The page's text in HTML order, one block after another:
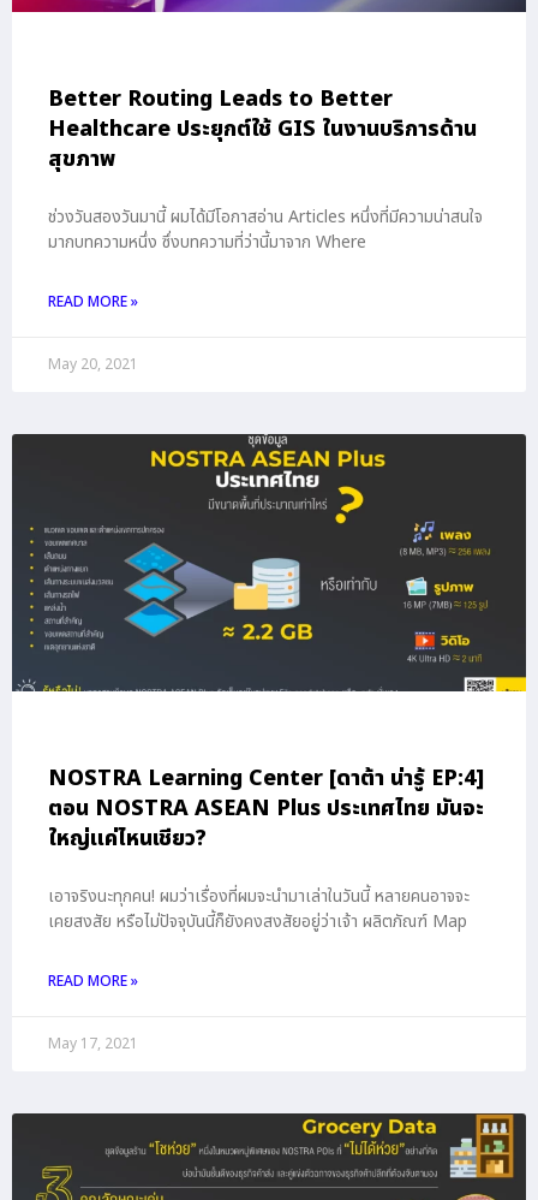
Better Routing Leads to Better
Healthcare ประยุกต์ใช้ GIS ในงานบริการด้าน
สุขภาพ
ช่วงวันสองวันมานี้ ผมได้มีโอกาสอ่าน Articles หนึ่งที่มีความน่าสนใจ
มากบทความหนึ่ง ซึ่งบทความที่ว่านี้มาจาก Where
READ MORE »
May 20, 2021
NOSTRA Learning Center [ดาต้า น่ารู้ EP:4]
ตอน NOSTRA ASEAN Plus ประเทศไทย มันจะ
ใหญ่แค่ไหนเชียว?
เอาจริงนะทุกคน! ผมว่าเรื่องที่ผมจะนำมาเล่าในวันนี้ หลายคนอาจจะ
เคยสงสัย หรือไม่ปัจจุบันนี้ก็ยังคงสงสัยอยู่ว่าเจ้า ผลิตภัณฑ์ Map
READ MORE »
May 17, 2021